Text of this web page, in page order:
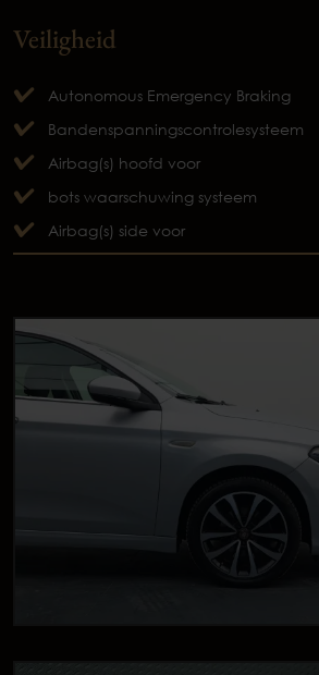
Veiligheid
Autonomous Emergency Braking
Bandenspanningscontrolesysteem
Airbag(s) hoofd voor
bots waarschuwing systeem
Airbag(s) side voor